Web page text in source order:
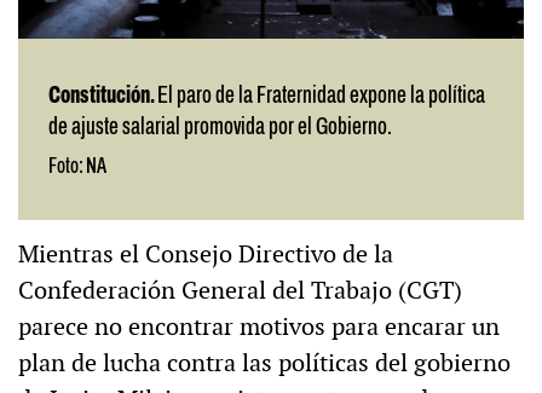
Constitución. El paro de la Fraternidad expone la política
de ajuste salarial promovida por el Gobierno.
Foto: NA
Mientras el Consejo Directivo de la
Confederación General del Trabajo (CGT)
parece no encontrar motivos para encarar un
plan de lucha contra las políticas del gobierno